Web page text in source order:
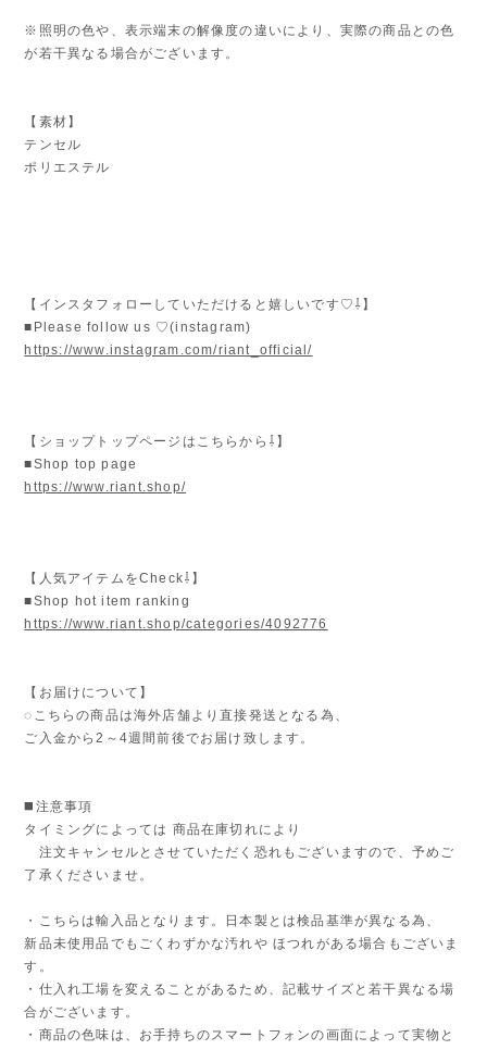
※照明の色や、表示端末の解像度の違いにより、実際の商品との色
が若干異なる場合がございます。
【素材】
テンセル
ポリエステル
【インスタフォローしていただけると嬉しいです♡⇩】
■Please follow us ♡(instagram)
https://www.instagram.com/riant_official/
【ショップトップページはこちらから⇩】
■Shop top page
https://www.riant.shop/
【人気アイテムをCheck⇩】
■Shop hot item ranking
https://www.riant.shop/categories/4092776
【お届けについて】
◌こちらの商品は海外店舗より直接発送となる為、
ご入金から2～4週間前後でお届け致します。
◼️注意事項
タイミングによっては 商品在庫切れにより
注文キャンセルとさせていただく恐れもございますので、予めご
了承くださいませ。
・こちらは輸入品となります。日本製とは検品基準が異なる為、
新品未使用品でもごくわずかな汚れや ほつれがある場合もございま
す。
・仕入れ工場を変えることがあるため、記載サイズと若干異なる場
合がございます。
・商品の色味は、お手持ちのスマートフォンの画面によって実物と